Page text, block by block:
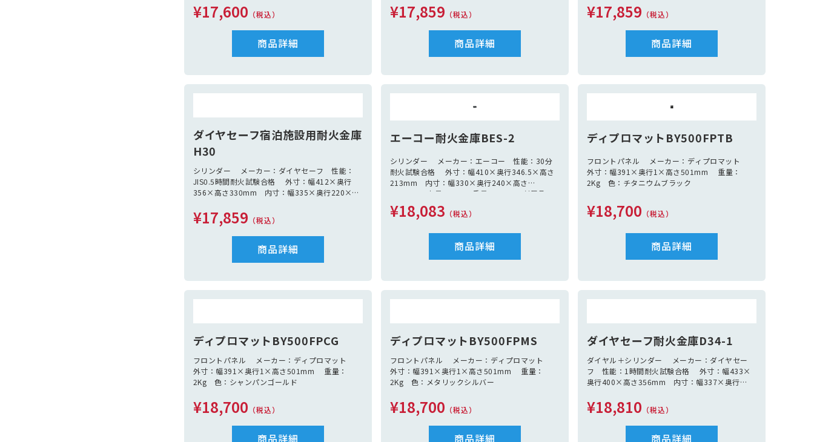
¥17,600 （税込）
商品詳細
品：引出し1個 左右鍵2本ずつ
¥17,859 （税込）
商品詳細
29Kg 付属品：引出し1個 鍵2本
¥17,859 （税込）
商品詳細
ダイヤセーフ宿泊施設用耐火金庫
H30
シリンダー メーカー：ダイヤセーフ 性能：
JIS0.5時間耐火試験合格 外寸：幅412×奥行
356×高さ330mm 内寸：幅335×奥行220×高
引出し1個 鍵2本
¥17,859 （税込）
商品詳細
エーコー耐火金庫BES-2
シリンダー メーカー：エーコー 性能：30分
耐火試験合格 外寸：幅410×奥行346.5×高さ
213mm 内寸：幅330×奥行240×高さ
105mm 容量：8.3L 重量：20Kg 付属品：
トレー1枚 ※トレー内寸：幅312×奥行222×高
さ39mm
¥18,083 （税込）
商品詳細
ディプロマットBY500FPTB
フロントパネル メーカー：ディプロマット
外寸：幅391×奥行1×高さ501mm 重量：
2Kg 色：チタニウムブラック
¥18,700 （税込）
商品詳細
ディプロマットBY500FPCG
フロントパネル メーカー：ディプロマット
外寸：幅391×奥行1×高さ501mm 重量：
2Kg 色：シャンパンゴールド
¥18,700 （税込）
商品詳細
ディプロマットBY500FPMS
フロントパネル メーカー：ディプロマット
外寸：幅391×奥行1×高さ501mm 重量：
2Kg 色：メタリックシルバー
¥18,700 （税込）
商品詳細
ダイヤセーフ耐火金庫D34-1
ダイヤル＋シリンダー メーカー：ダイヤセー
フ 性能：1時間耐火試験合格 外寸：幅433×
奥行400×高さ356mm 内寸：幅337×奥行
付属品：引出し1個
¥18,810 （税込）
商品詳細